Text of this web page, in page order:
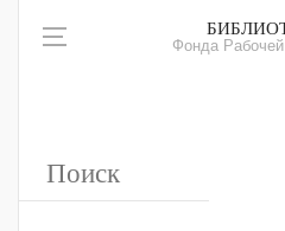
Фонда